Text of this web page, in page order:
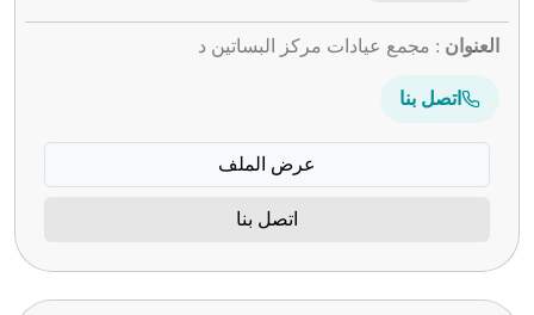
العنوان : مجمع عيادات مركز البساتين د
اتصل بنا
عرض الملف
اتصل بنا